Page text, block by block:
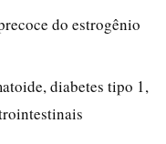
do estrogênio
diabetes tipo 1,